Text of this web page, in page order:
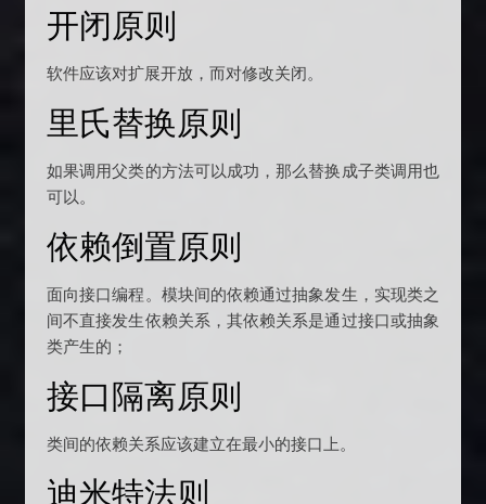
开闭原则
软件应该对扩展开放，而对修改关闭。
里氏替换原则
如果调用父类的方法可以成功，那么替换成子类调用也
可以。
依赖倒置原则
面向接口编程。模块间的依赖通过抽象发生，实现类之
间不直接发生依赖关系，其依赖关系是通过接口或抽象
类产生的；
接口隔离原则
类间的依赖关系应该建立在最小的接口上。
迪米特法则